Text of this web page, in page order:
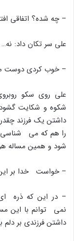
– چه شده؟ اتفاقى
على سر تکان داد:
– خوب کردى دوست
على روى سکو
شکوه و شکایت
داشتن یک فرزند
را هم که مى
شود و همین مساله
– خواست خدا بر
– در این که ذره
نمى توانم با این
داشتن فرزندى بر دلم